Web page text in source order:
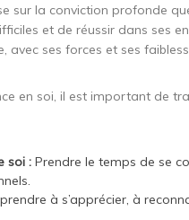
sur la conviction profonde
et de réussir dans ses
avec ses forces et ses
en soi, il est important de
soi : Prendre le temps de se
à s’apprécier, à